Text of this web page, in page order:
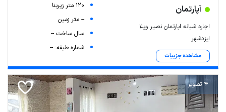
آپارتمان
اجاره شبانه اپارتمان نصیر ویلا
ایزدشهر
مشاهده جزییات
120 متر زیربنا
-- متر زمین
سال ساخت --
شماره طبقه: --
4 تصویر